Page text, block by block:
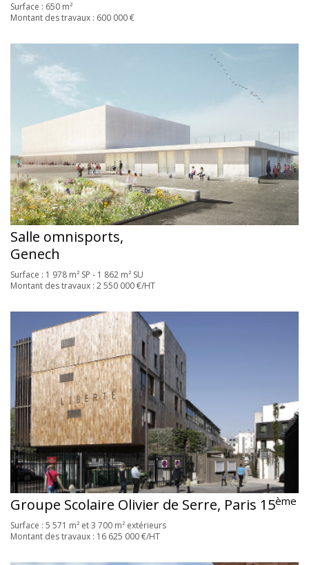
Surface : 650 m²
Montant des travaux : 600 000 €
Salle omnisports,
Genech
Surface : 1 978 m² SP - 1 862 m² SU
Montant des travaux : 2 550 000 €/HT
Groupe Scolaire Olivier de Serre, Paris 15ème
Surface : 5 571 m² et 3 700 m² extérieurs
Montant des travaux : 16 625 000 €/HT